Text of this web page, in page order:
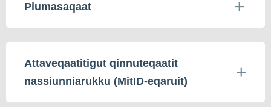
Piumasaqaat
Attaveqaatitigut qinnuteqaatit
nassiunniarukku (MitID-eqaruit)